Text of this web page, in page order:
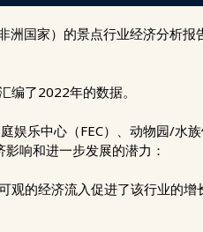
洲国家）的景点行业经济分析报
了2022年的数据。
娱乐中心（FEC）、动物园/水
响和进一步发展的潜力：
观的经济流入促进了该行业的